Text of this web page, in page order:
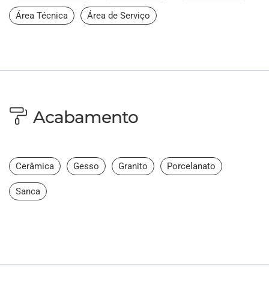
Área Técnica Área de Serviço
Acabamento
Cerâmica Gesso Granito Porcelanato
Sanca